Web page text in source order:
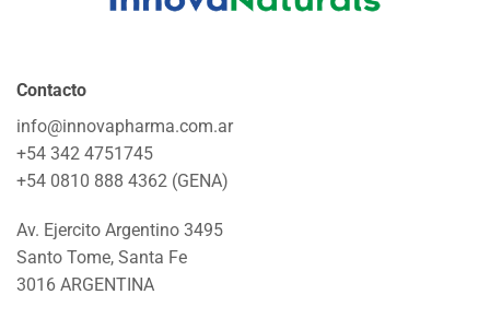
Contacto
info@innovapharma.com.ar
+54 342 4751745
+54 0810 888 4362 (GENA)
Av. Ejercito Argentino 3495
Santo Tome, Santa Fe
3016 ARGENTINA